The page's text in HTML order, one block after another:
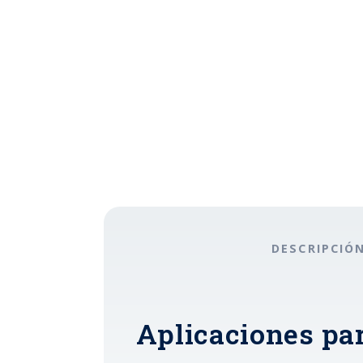
DESCRIPCIÓN
Aplicaciones